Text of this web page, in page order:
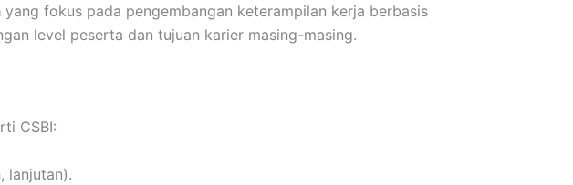
yang fokus pada pengembangan keterampilan kerja berbasis
level peserta dan tujuan karier masing-masing.
CSBI:
lanjutan).